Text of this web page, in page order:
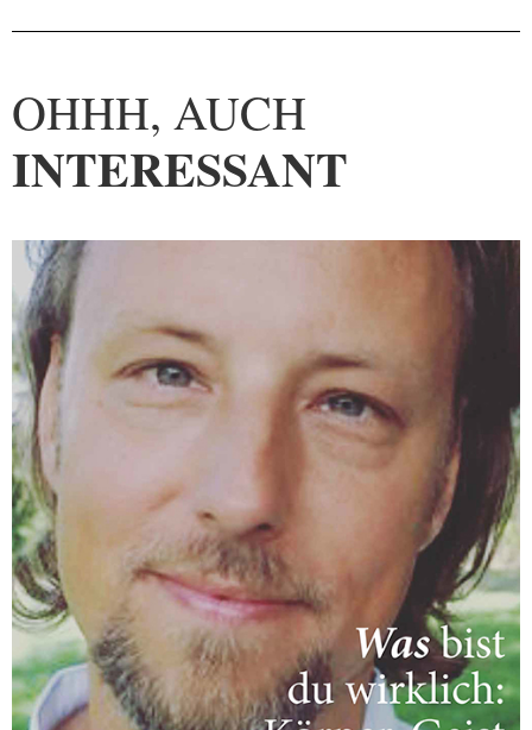
OHHH, AUCH
INTERESSANT